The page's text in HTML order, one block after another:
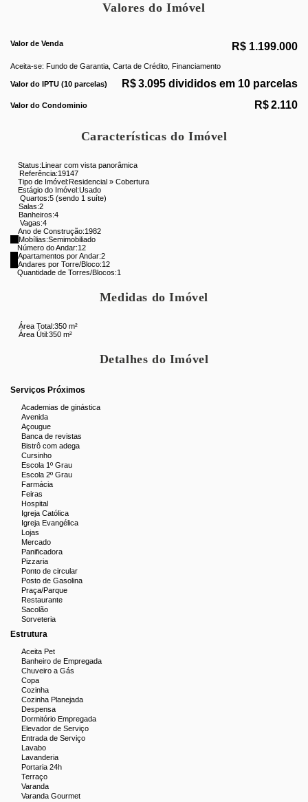
e mais facilidades para o dia a dia.
Configuração e Ambientes:
Sala:
Enorme, ampla e arejada.
Quartos:
Banheiros:3banheiros sociais e 1 lavabo.
Cozinha: Espaçosa, com armários planejados.
Depósito:
Área de Serviço:
completas e churrasqueira
Área de Lazer:Sauna a vapor, enorme piscina com vista
deslumbrante
Outras Características:
Boiler para aquecimento de água,
Vagas de Garagem:
Quantidade:
Observação:Por motivos de segurança, fornecemos apenas a
numeração aproximada. Agradecemos a compreensão e
contamos com seu interesse para adquirir esta especial
oportunidade imobiliária. Agende já sua visita! Entre em contato
com a Miguez Imobiliária para mais informações.
Aproveite para conhecer o Empreendimento Atmosfera
Condominium Park pelo Tour 360 no ZAP - Buscar no ZAP pelo
Codigo: 18381
Valores do Imóvel
R$ 1.199.000
Valor de Venda
Aceita-se: Fundo de Garantia, Carta de Crédito, Financiamento
Valor do IPTU (10 parcelas) R$3.095 divididos em 10 parcelas
Valor do Condominio R$2.110
Características do Imóvel
Status:Linear com vista panorâmica
Referência:19147
Tipo de Imóvel:Residencial » Cobertura
Estágio do Imóvel:Usado
Quartos:5 (sendo 1 suíte)
Salas:2
Banheiros:4
Vagas:4
Ano de Construção:1982
Mobílias:Semimobiliado
Número do Andar:12
Apartamentos por Andar:2
Andares por Torre/Bloco:12
Quantidade de Torres/Blocos:1
Medidas do Imóvel
Área Total:350 m²
Área Útil:350 m²
Detalhes do Imóvel
Serviços Próximos
Academias de ginástica
Avenida
Açougue
Banca de revistas
Bistrô com adega
Cursinho
Escola 1º Grau
Escola 2º Grau
Farmácia
Feiras
Hospital
Igreja Católica
Igreja Evangélica
Lojas
Mercado
Panificadora
Pizzaria
Ponto de circular
Posto de Gasolina
Praça/Parque
Restaurante
Sacolão
Sorveteria
Estrutura
Aceita Pet
Banheiro de Empregada
Chuveiro a Gás
Copa
Cozinha
Cozinha Planejada
Despensa
Dormitório Empregada
Elevador de Serviço
Entrada de Serviço
Lavabo
Lavanderia
Portaria 24h
Terraço
Varanda
Varanda Gourmet